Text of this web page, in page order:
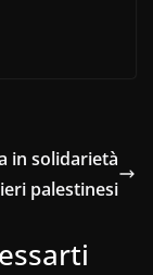
in solidarietà
palestinesi